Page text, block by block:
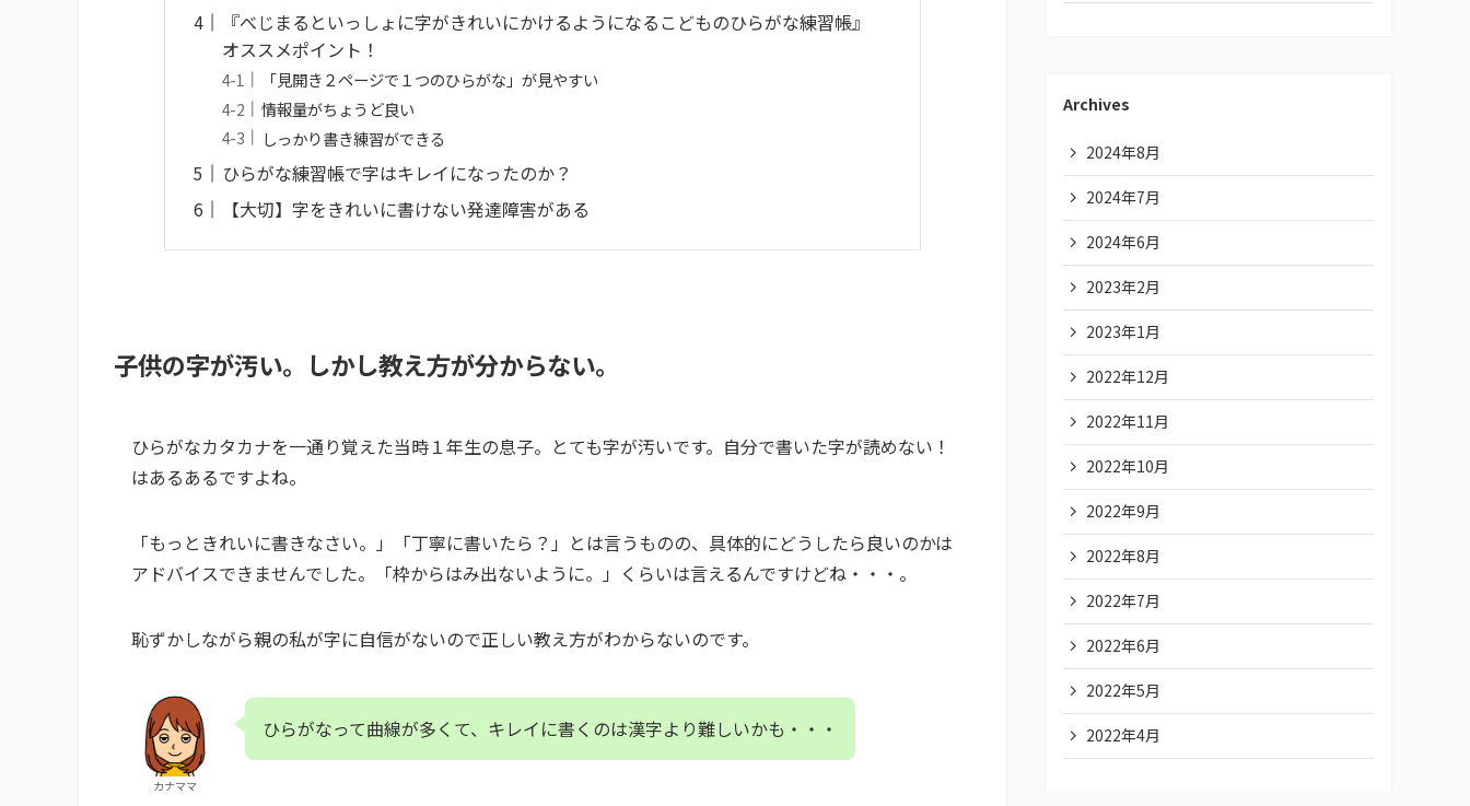
『べじまるといっしょに字がきれいにかけるようになるこどものひらがな練習帳』
オススメポイント！
「見開き２ページで１つのひらがな」が見やすい
情報量がちょうど良い
しっかり書き練習ができる
ひらがな練習帳で字はキレイになったのか？
【大切】字をきれいに書けない発達障害がある
子供の字が汚い。しかし教え方が分からない。
ひらがなカタカナを一通り覚えた当時１年生の息子。とても字が汚いです。自分で書いた字が読めない！
はあるあるですよね。
「もっときれいに書きなさい。」「丁寧に書いたら？」とは言うものの、具体的にどうしたら良いのかは
アドバイスできませんでした。「枠からはみ出ないように。」くらいは言えるんですけどね・・・。
恥ずかしながら親の私が字に自信がないので正しい教え方がわからないのです。
カナママ
ひらがなって曲線が多くて、キレイに書くのは漢字より難しいかも・・・
Archives
2024年8月
2024年7月
2024年6月
2023年2月
2023年1月
2022年12月
2022年11月
2022年10月
2022年9月
2022年8月
2022年7月
2022年6月
2022年5月
2022年4月